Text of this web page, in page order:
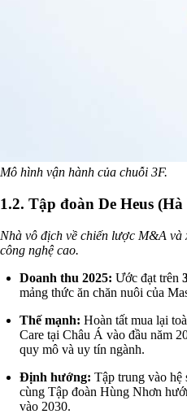
Mô hình vận hành của chuỗi 3F.
1.2. Tập đoàn De Heus
Nhà vô địch về chiến lược M&A và
công nghệ cao.
Doanh thu 2025: Ước đạt trên
mảng thức ăn chăn nuôi của
Thế mạnh: Hoàn tất mua lại
Care tại Châu Á vào đầu năm
quy mô và uy tín ngành.
Định hướng: Tập trung vào hệ
cùng Tập đoàn Hùng Nhơn
vào 2030.